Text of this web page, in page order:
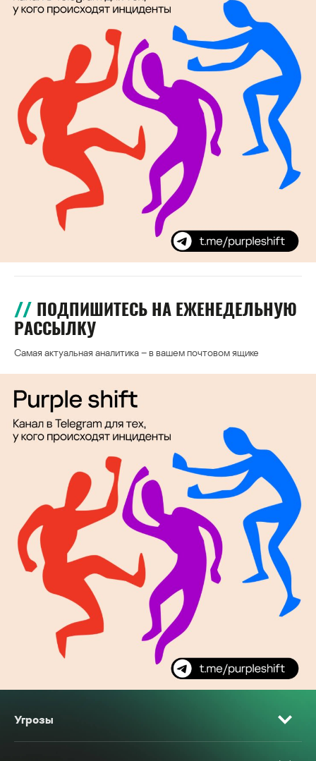
ПОДПИШИТЕСЬ НА ЕЖЕНЕДЕЛЬНУЮ
РАССЫЛКУ
Самая актуальная аналитика – в вашем почтовом ящике
Угрозы